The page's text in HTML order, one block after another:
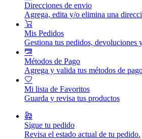
Direcciones de envio
Agrega, edita y/o elimina una
Mis Pedidos
Gestiona tus pedidos, devoluciones
Métodos de Pago
Agrega y valida tus métodos de
Mi lista de Favoritos
Guarda y revisa tus productos
Sigue tu pedido
Revisa el estado actual de tu pedido.